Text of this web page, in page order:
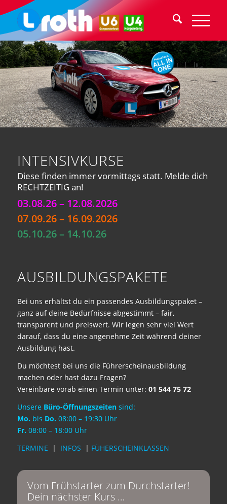
INTENSIVKURSE
Diese finden immer vormittags statt. Melde dich
RECHTZEITIG an!
03.08.26 – 12.08.2026
07.09.26 – 16.09.2026
05.10.26 – 14.10.26
AUSBILDUNGSPAKETE
Bei uns erhältst du ein passendes Ausbildungspaket –
ganz auf deine Bedürfnisse abgestimmt – fair,
transparent und preiswert. Wir legen sehr viel Wert
darauf, dass du eine angenehme Zeit während deiner
Ausbildung hast.
Du möchtest bei uns die Führerscheinausbildung
machen oder hast dazu Fragen?
Vereinbare vorab einen Termin unter: 01 544 75 72
Unsere Büro-Öffnungszeitensind:
Mo. bis Do. 08:00 – 19:30 Uhr
Fr. 08:00 – 18:00 Uhr
TERMINE | INFOS | FÜHERSCHEINKLASSEN
Vom Frühstarter zum Durchstarter!
Dein nächster Kurs …